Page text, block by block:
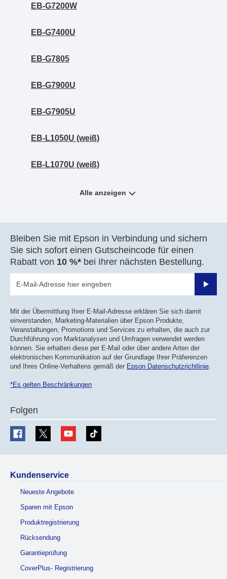
EB-G7200W
EB-G7400U
EB-G7805
EB-G7900U
EB-G7905U
EB-L1050U (weiß)
EB-L1070U (weiß)
Alle anzeigen
Bleiben Sie mit Epson in Verbindung und sichern
Sie sich sofort einen Gutscheincode für einen
Rabatt von 10 %* bei Ihrer nächsten Bestellung.
Mit der Übermittlung Ihrer E-Mail-Adresse erklären Sie sich damit
einverstanden, Marketing-Materialien über Epson Produkte,
Veranstaltungen, Promotions und Services zu erhalten, die auch zur
Durchführung von Marktanalysen und Umfragen verwendet werden
können. Sie erhalten diese per E-Mail oder über andere Arten der
elektronischen Kommunikation auf der Grundlage Ihrer Präferenzen
und Ihres Online-Verhaltens gemäß der Epson Datenschutzrichtlinie.
*Es gelten Beschränkungen
Folgen
Kundenservice
Neueste Angebote
Sparen mit Epson
Produktregistrierung
Rücksendung
Garantieprüfung
CoverPlus- Registrierung